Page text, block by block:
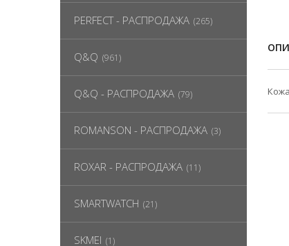
PERFECT - РАСПРОДАЖА (265)
Q&Q (961)
Q&Q - РАСПРОДАЖА (79)
ROMANSON - РАСПРОДАЖА (3)
ROXAR - РАСПРОДАЖА (11)
SMARTWATCH (21)
SKMEI (1)